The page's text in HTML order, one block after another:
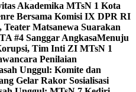
Akademika MTsN 1 Kota
Bersama Komisi IX DPR RI
Teater Matsanewa Suarakan
#4 Sanggar AngkasaMenuju
Tim Inti ZI MTsN 1
Penilaian
Unggul: Komite dan
Gelar Rakor Sosialisasi